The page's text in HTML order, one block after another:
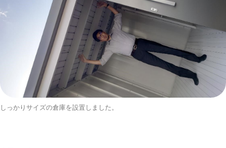
しっかりサイズの倉庫を設置しました。